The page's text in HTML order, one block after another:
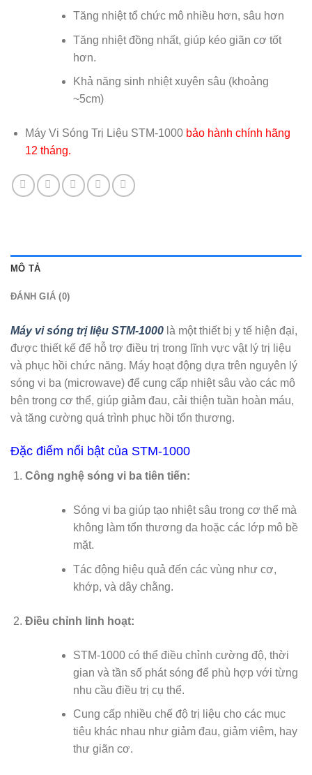
Tăng nhiệt tổ chức mô nhiều hơn, sâu hơn
Tăng nhiệt đồng nhất, giúp kéo giãn cơ tốt
hơn.
Khả năng sinh nhiệt xuyên sâu (khoảng
~5cm)
Máy Vi Sóng Trị Liệu STM-1000 bảo hành chính hãng
12 tháng.
MÔ TẢ
ĐÁNH GIÁ (0)
Máy vi sóng trị liệu STM-1000 là một thiết bị y tế hiện đại,
được thiết kế để hỗ trợ điều trị trong lĩnh vực vật lý trị liệu
và phục hồi chức năng. Máy hoạt động dựa trên nguyên lý
sóng vi ba (microwave) để cung cấp nhiệt sâu vào các mô
bên trong cơ thể, giúp giảm đau, cải thiện tuần hoàn máu,
và tăng cường quá trình phục hồi tổn thương.
Đặc điểm nổi bật của STM-1000
Công nghệ sóng vi ba tiên tiến:
Sóng vi ba giúp tạo nhiệt sâu trong cơ thể mà
không làm tổn thương da hoặc các lớp mô bề
mặt.
Tác động hiệu quả đến các vùng như cơ,
khớp, và dây chằng.
Điều chỉnh linh hoạt:
STM-1000 có thể điều chỉnh cường độ, thời
gian và tần số phát sóng để phù hợp với từng
nhu cầu điều trị cụ thể.
Cung cấp nhiều chế độ trị liệu cho các mục
tiêu khác nhau như giảm đau, giảm viêm, hay
thư giãn cơ.